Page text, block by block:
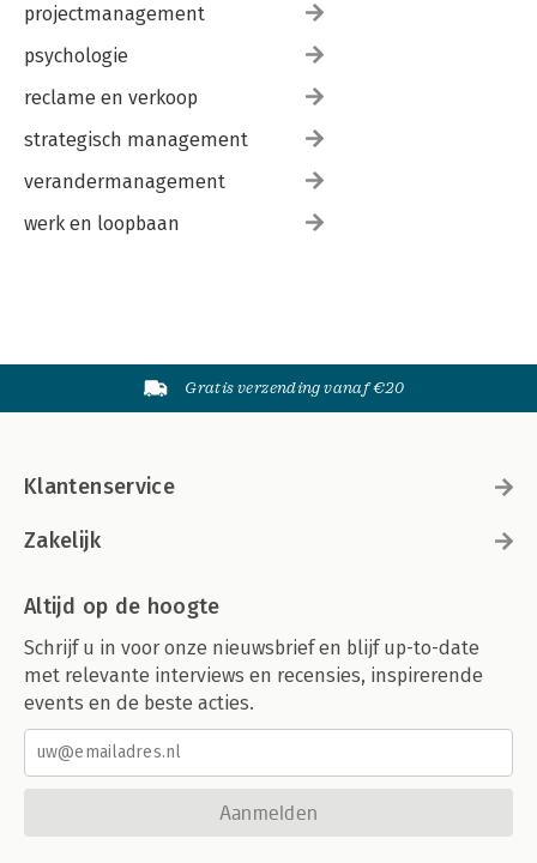
projectmanagement
psychologie
reclame en verkoop
strategisch management
verandermanagement
werk en loopbaan
Gratis verzending vanaf €20
Klantenservice
Zakelijk
Altijd op de hoogte
Schrijf u in voor onze nieuwsbrief en blijf up-to-date
met relevante interviews en recensies, inspirerende
events en de beste acties.
Aanmelden